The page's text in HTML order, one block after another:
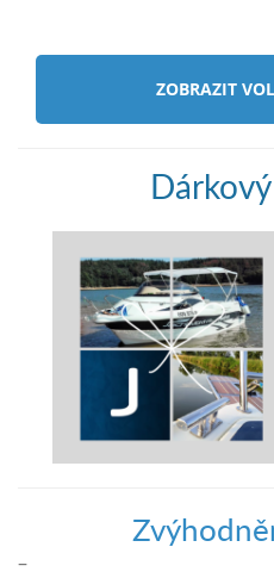
ZOBRAZIT
–